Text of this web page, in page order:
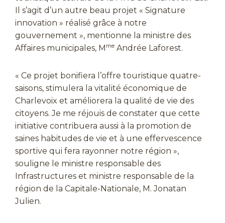
Il s’agit d’un autre beau projet « Signature
innovation » réalisé grâce à notre
gouvernement », mentionne la ministre des
Affaires municipales, M me Andrée Laforest.
« Ce projet bonifiera l’offre touristique quatre-
saisons, stimulera la vitalité économique de
Charlevoix et améliorera la qualité de vie des
citoyens. Je me réjouis de constater que cette
initiative contribuera aussi à la promotion de
saines habitudes de vie et à une effervescence
sportive qui fera rayonner notre région »,
souligne le ministre responsable des
Infrastructures et ministre responsable de la
région de la Capitale-Nationale, M. Jonatan
Julien.